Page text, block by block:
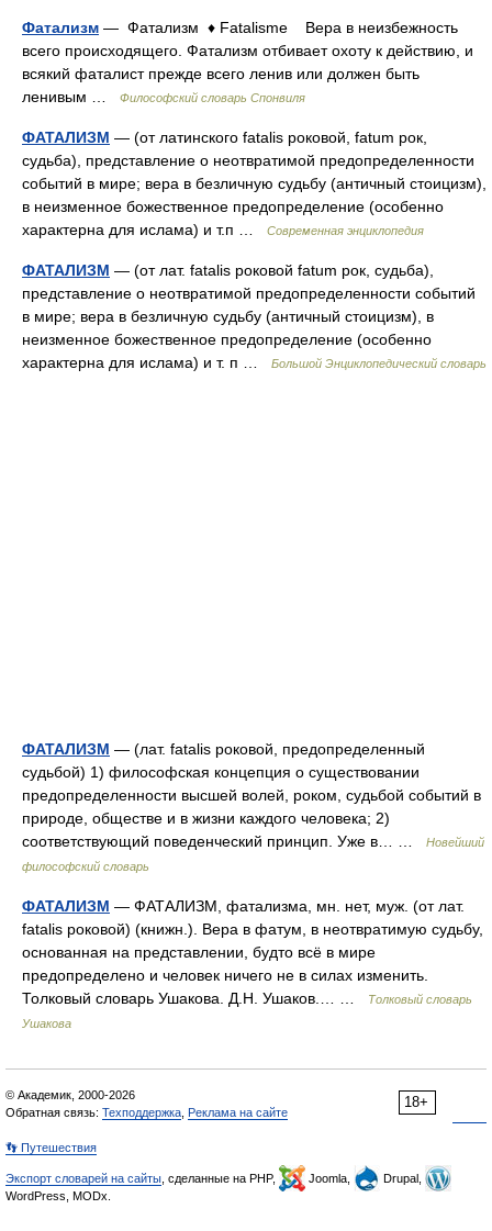
Фатализм — Фатализм ♦ Fatalisme Вера в неизбежность
всего происходящего. Фатализм отбивает охоту к действию, и
всякий фаталист прежде всего ленив или должен быть
ленивым …
Философский словарь Спонвиля
ФАТАЛИЗМ — (от латинского fatalis роковой, fatum рок,
судьба), представление о неотвратимой предопределенности
событий в мире; вера в безличную судьбу (античный стоицизм),
в неизменное божественное предопределение (особенно
характерна для ислама) и т.п …
Современная энциклопедия
ФАТАЛИЗМ — (от лат. fatalis роковой fatum рок, судьба),
представление о неотвратимой предопределенности событий
в мире; вера в безличную судьбу (античный стоицизм), в
неизменное божественное предопределение (особенно
характерна для ислама) и т. п …
Большой Энциклопедический словарь
ФАТАЛИЗМ — (лат. fatalis роковой, предопределенный
судьбой) 1) философская концепция о существовании
предопределенности высшей волей, роком, судьбой событий в
природе, обществе и в жизни каждого человека; 2)
соответствующий поведенческий принцип. Уже в… …
Новейший
философский словарь
ФАТАЛИЗМ — ФАТАЛИЗМ, фатализма, мн. нет, муж. (от лат.
fatalis роковой) (книжн.). Вера в фатум, в неотвратимую судьбу,
основанная на представлении, будто всё в мире
предопределено и человек ничего не в силах изменить.
Толковый словарь Ушакова. Д.Н. Ушаков.… …
Толковый словарь
Ушакова
18+
© Академик, 2000-2026
Обратная связь: Техподдержка Реклама на сайте
👣 Путешествия
Экспорт словарей на сайты , сделанные на PHP, Joomla,
Drupal,
WordPress, MODx.